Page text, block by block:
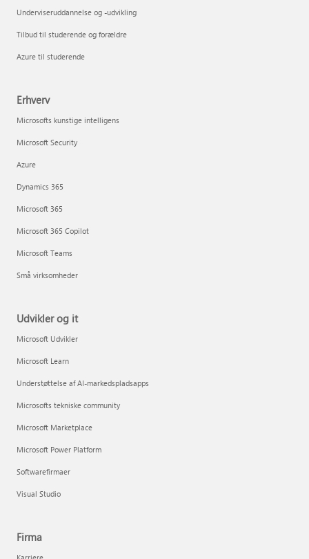
Underviseruddannelse og -udvikling
Tilbud til studerende og forældre
Azure til studerende
Erhverv
Microsofts kunstige intelligens
Microsoft Security
Azure
Dynamics 365
Microsoft 365
Microsoft 365 Copilot
Microsoft Teams
Små virksomheder
Udvikler og it
Microsoft Udvikler
Microsoft Learn
Understøttelse af AI-markedspladsapps
Microsofts tekniske community
Microsoft Marketplace
Microsoft Power Platform
Softwarefirmaer
Visual Studio
Firma